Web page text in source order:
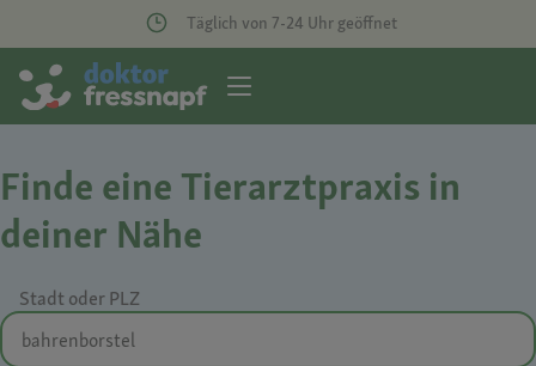
Täglich von 7-24 Uhr geöffnet
Finde eine Tierarztpraxis in
deiner Nähe
Stadt oder PLZ